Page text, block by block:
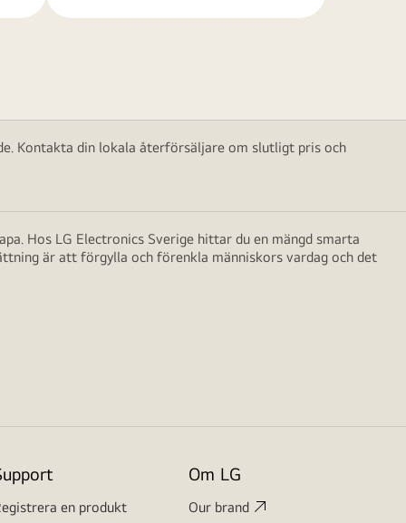
Kontakta din lokala återförsäljare om slutligt pris och
Hos LG Electronics Sverige hittar du en mängd smarta
är att förgylla och förenkla människors vardag och det
en produkt
Om LG
Our brand